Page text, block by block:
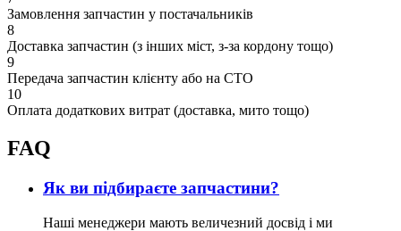
Замовлення запчастин у постачальників
8
Доставка запчастин (з інших міст, з-за кордону тощо)
9
Передача запчастин клієнту або на СТО
10
Оплата додаткових витрат (доставка, мито тощо)
FAQ
Як ви підбираєте запчастини?
Наші менеджери мають величезний досвід і ми